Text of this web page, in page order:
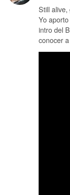
Still alive,
Yo
intro del
conocer